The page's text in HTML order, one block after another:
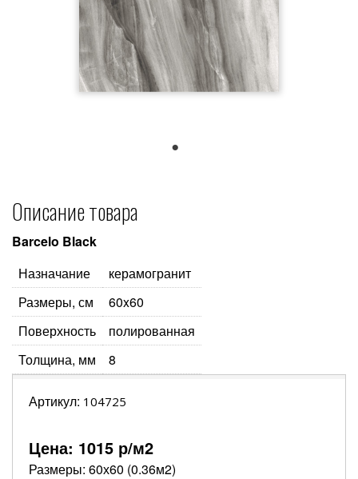
Описание товара
Barcelo Black
Назначание
керамогранит
Размеры, см
60x60
Поверхность
полированная
Толщина, мм
8
Артикул: 104725
Цена: 1015 р/м2
Размеры: 60х60 (0.36м2)